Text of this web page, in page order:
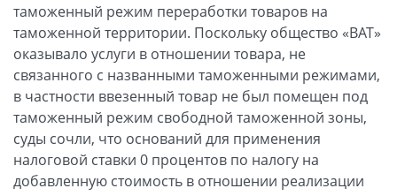
таможенный режим переработки товаров на
таможенной территории. Поскольку общество «ВАТ»
оказывало услуги в отношении товара, не
связанного с названными таможенными режимами,
в частности ввезенный товар не был помещен под
таможенный режим свободной таможенной зоны,
суды сочли, что оснований для применения
налоговой ставки 0 процентов по налогу на
добавленную стоимость в отношении реализации